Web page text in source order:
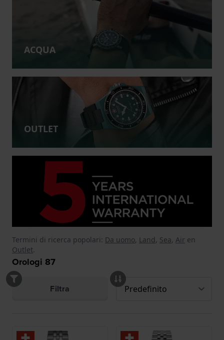
ACQUA
OUTLET
Termini di ricerca popolari: Da uomo, Land, Sea, Air en
Outlet.
Orologi 87
Filtra